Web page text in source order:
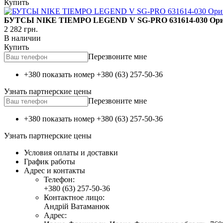
Купить
БУТСЫ NIKE TIEMPO LEGEND V SG-PRO 631614-030
2 282 грн.
В наличии
Купить
Перезвоните мне
+380 показать номер +380 (63) 257-50-36
Узнать партнерские цены
Перезвоните мне
+380 показать номер +380 (63) 257-50-36
Узнать партнерские цены
Условия оплаты и доставки
График работы
Адрес и контакты
Телефон:
+380 (63) 257-50-36
Контактное лицо:
Андрій Ватаманюк
Адрес: